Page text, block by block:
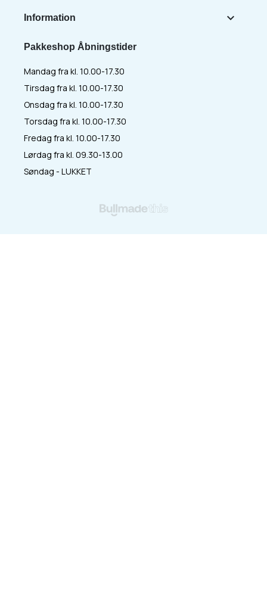
Pakkeshop Åbningstider
Mandag fra kl. 10.00-17.30
Tirsdag fra kl. 10.00-17.30
Onsdag fra kl. 10.00-17.30
Torsdag fra kl. 10.00-17.30
Fredag fra kl. 10.00-17.30
Lørdag fra kl. 09.30-13.00
Søndag - LUKKET
Information 